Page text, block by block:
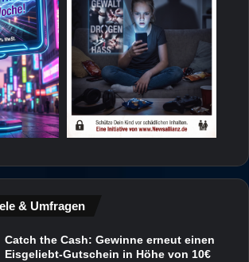
& Umfragen
Catch the Cash: Gewinne erneut einen
Eisgeliebt-Gutschein in Höhe von 10€